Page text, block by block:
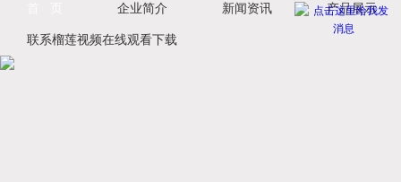
企业简介 新闻资讯 产品展示
联系榴莲视频在线观看下载